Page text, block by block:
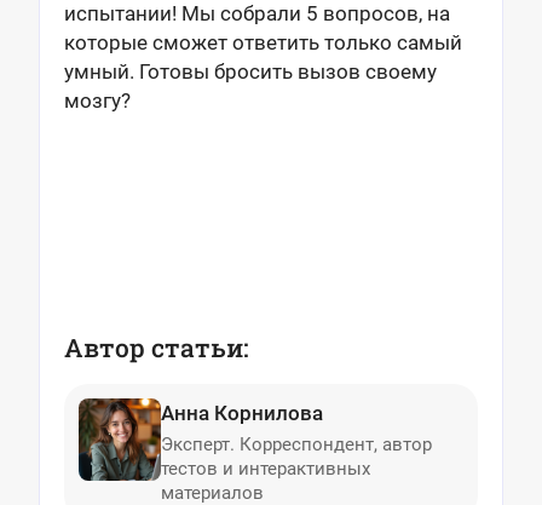
испытании! Мы собрали 5 вопросов, на
которые сможет ответить только самый
умный. Готовы бросить вызов своему
мозгу?
Автор статьи:
Анна Корнилова
Эксперт. Корреспондент, автор
тестов и интерактивных
материалов